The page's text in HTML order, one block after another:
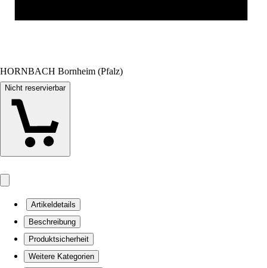
HORNBACH Bornheim (Pfalz)
Nicht reservierbar
Artikeldetails
Beschreibung
Produktsicherheit
Weitere Kategorien